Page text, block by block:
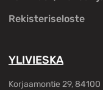
Rekisteriseloste
YLIVIESKA
Korjaamontie 29, 84100